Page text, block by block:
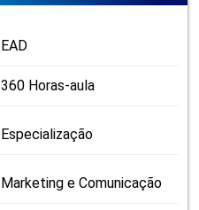
EAD
360 Horas-aula
Especialização
Marketing e Comunicação